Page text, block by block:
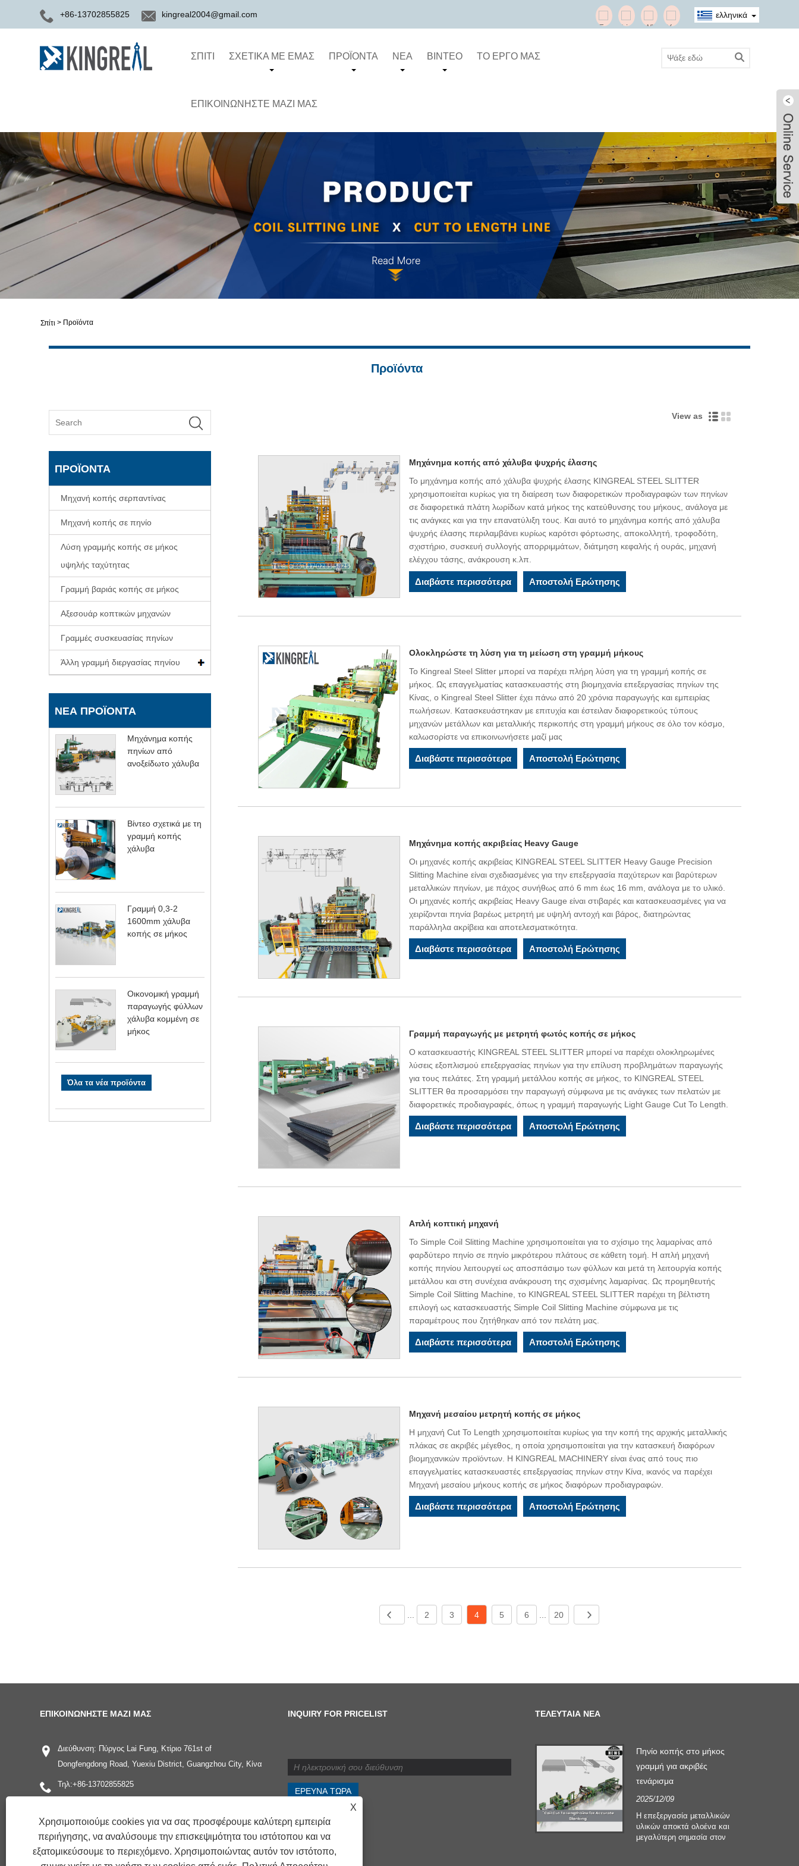
+86-13702855825 kingreal2004@gmail.com ελληνικά
ΣΠΊΤΙ ΣΧΕΤΙΚΆ ΜΕ ΕΜΆΣ ΠΡΟΪΌΝΤΑ ΝΈΑ ΒΊΝΤΕΟ ΤΟ ΈΡΓΟ ΜΑΣ
ΕΠΙΚΟΙΝΩΝΉΣΤΕ ΜΑΖΊ ΜΑΣ
Σπίτι > Προϊόντα
Προϊόντα
ΠΡΟΪΌΝΤΑ
Μηχανή κοπής σερπαντίνας
Μηχανή κοπής σε πηνίο
Λύση γραμμής κοπής σε μήκος
υψηλής ταχύτητας
Γραμμή βαριάς κοπής σε μήκος
Αξεσουάρ κοπτικών μηχανών
Γραμμές συσκευασίας πηνίων
Άλλη γραμμή διεργασίας πηνίου
ΝΈΑ ΠΡΟΪΌΝΤΑ
Μηχάνημα κοπής
πηνίων από
ανοξείδωτο χάλυβα
Βίντεο σχετικά με τη
γραμμή κοπής
χάλυβα
Γραμμή 0,3-2
1600mm χάλυβα
κοπής σε μήκος
Οικονομική γραμμή
παραγωγής φύλλων
χάλυβα κομμένη σε
μήκος
Όλα τα νέα προϊόντα
View as
Μηχάνημα κοπής από χάλυβα ψυχρής έλασης
Το μηχάνημα κοπής από χάλυβα ψυχρής έλασης KINGREAL STEEL SLITTER
χρησιμοποιείται κυρίως για τη διαίρεση των διαφορετικών προδιαγραφών των πηνίων
σε διαφορετικά πλάτη λωρίδων κατά μήκος της κατεύθυνσης του μήκους, ανάλογα με
τις ανάγκες και για την επανατύλιξη τους. Και αυτό το μηχάνημα κοπής από χάλυβα
ψυχρής έλασης περιλαμβάνει κυρίως καρότσι φόρτωσης, αποκολλητή, τροφοδότη,
σχιστήριο, συσκευή συλλογής απορριμμάτων, διάτμηση κεφαλής ή ουράς, μηχανή
ελέγχου τάσης, ανάκρουση κ.λπ.
Διαβάστε περισσότερα Αποστολή Ερώτησης
Ολοκληρώστε τη λύση για τη μείωση στη γραμμή μήκους
Το Kingreal Steel Slitter μπορεί να παρέχει πλήρη λύση για τη γραμμή κοπής σε
μήκος. Ως επαγγελματίας κατασκευαστής στη βιομηχανία επεξεργασίας πηνίων της
Κίνας, ο Kingreal Steel Slitter έχει πάνω από 20 χρόνια παραγωγής και εμπειρίας
πωλήσεων. Κατασκευάστηκαν με επιτυχία και έστειλαν διαφορετικούς τύπους
μηχανών μετάλλων και μεταλλικής περικοπής στη γραμμή μήκους σε όλο τον κόσμο,
καλωσορίστε να επικοινωνήσετε μαζί μας
Διαβάστε περισσότερα Αποστολή Ερώτησης
Μηχάνημα κοπής ακριβείας Heavy Gauge
Οι μηχανές κοπής ακριβείας KINGREAL STEEL SLITTER Heavy Gauge Precision
Slitting Machine είναι σχεδιασμένες για την επεξεργασία παχύτερων και βαρύτερων
μεταλλικών πηνίων, με πάχος συνήθως από 6 mm έως 16 mm, ανάλογα με το υλικό.
Οι μηχανές κοπής ακριβείας Heavy Gauge είναι στιβαρές και κατασκευασμένες για να
χειρίζονται πηνία βαρέως μετρητή με υψηλή αντοχή και βάρος, διατηρώντας
παράλληλα ακρίβεια και αποτελεσματικότητα.
Διαβάστε περισσότερα Αποστολή Ερώτησης
Γραμμή παραγωγής με μετρητή φωτός κοπής σε μήκος
Ο κατασκευαστής KINGREAL STEEL SLITTER μπορεί να παρέχει ολοκληρωμένες
λύσεις εξοπλισμού επεξεργασίας πηνίων για την επίλυση προβλημάτων παραγωγής
για τους πελάτες. Στη γραμμή μετάλλου κοπής σε μήκος, το KINGREAL STEEL
SLITTER θα προσαρμόσει την παραγωγή σύμφωνα με τις ανάγκες των πελατών με
διαφορετικές προδιαγραφές, όπως η γραμμή παραγωγής Light Gauge Cut To Length.
Διαβάστε περισσότερα Αποστολή Ερώτησης
Απλή κοπτική μηχανή
Το Simple Coil Slitting Machine χρησιμοποιείται για το σχίσιμο της λαμαρίνας από
φαρδύτερο πηνίο σε πηνίο μικρότερου πλάτους σε κάθετη τομή. Η απλή μηχανή
κοπής πηνίου λειτουργεί ως αποσπάσιμο των φύλλων και μετά τη λειτουργία κοπής
μετάλλου και στη συνέχεια ανάκρουση της σχισμένης λαμαρίνας. Ως προμηθευτής
Simple Coil Slitting Machine, το KINGREAL STEEL SLITTER παρέχει τη βέλτιστη
επιλογή ως κατασκευαστής Simple Coil Slitting Machine σύμφωνα με τις
παραμέτρους που ζητήθηκαν από τον πελάτη μας.
Διαβάστε περισσότερα Αποστολή Ερώτησης
Μηχανή μεσαίου μετρητή κοπής σε μήκος
Η μηχανή Cut To Length χρησιμοποιείται κυρίως για την κοπή της αρχικής μεταλλικής
πλάκας σε ακριβές μέγεθος, η οποία χρησιμοποιείται για την κατασκευή διαφόρων
βιομηχανικών προϊόντων. Η KINGREAL MACHINERY είναι ένας από τους πιο
επαγγελματίες κατασκευαστές επεξεργασίας πηνίων στην Κίνα, ικανός να παρέχει
Μηχανή μεσαίου μήκους κοπής σε μήκος διαφόρων προδιαγραφών.
Διαβάστε περισσότερα Αποστολή Ερώτησης
2 3 4 5 6 20
ΕΠΙΚΟΙΝΩΝΉΣΤΕ ΜΑΖΊ ΜΑΣ
Διεύθυνση: Πύργος Lai Fung, Κτίριο 761st of
Dongfengdong Road, Yuexiu District, Guangzhou City, Κίνα
Τηλ:+86-13702855825
ΗΛΕΚΤΡΟΝΙΚΗ ΔΙΕΥΘΥΝΣΗ:kingreal2004@gmail.com
INQUIRY FOR PRICELIST ΤΕΛΕΥΤΑΊΑ ΝΈΑ
Πηνίο κοπής στο μήκος
γραμμή για ακριβές
τενάρισμα
2025/12/09
Η επεξεργασία μεταλλικών
υλικών αποκτά ολοένα και
μεγαλύτερη σημασία στον
X
Χρησιμοποιούμε cookies για να σας προσφέρουμε καλύτερη εμπειρία
περιήγησης, να αναλύσουμε την επισκεψιμότητα του ιστότοπου και να
εξατομικεύσουμε το περιεχόμενο. Χρησιμοποιώντας αυτόν τον ιστότοπο,